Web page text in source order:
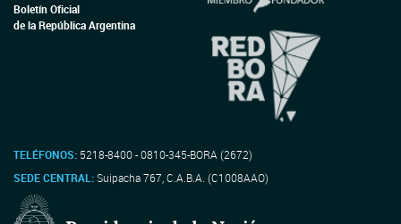
Boletín Oficial
de la República Argentina
TELÉFONOS: 5218-8400 - 0810-345-BORA (2672)
SEDE CENTRAL:Suipacha 767, C.A.B.A. (C1008AAO)